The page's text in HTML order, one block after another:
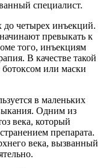
специалист.
до четырех инъекций.
превыкать к
того, инъекциям
В качестве такой
или маски
в маленьких
Одним из
века, который
препарата.
века, вызванный